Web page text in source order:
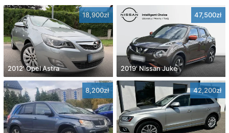
18,900zł
2012' Opel Astra
47,500zł
2019' Nissan Juke
8,200zł 42,200zł